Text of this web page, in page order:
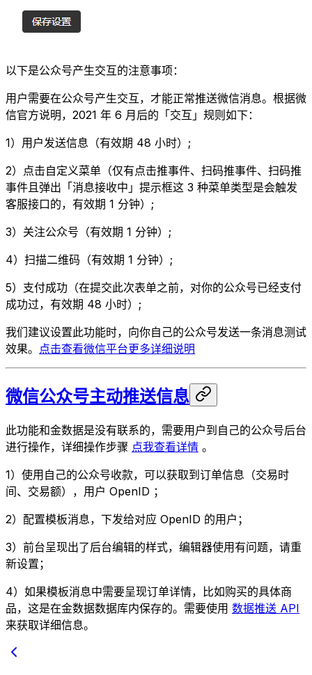
以下是公众号产生交互的注意事项：
用户需要在公众号产生交互，才能正常推送微信消息。根据微
信官方说明，2021 年 6 月后的「交互」规则如下：
1）用户发送信息（有效期 48 小时）;
2）点击自定义菜单（仅有点击推事件、扫码推事件、扫码推
事件且弹出「消息接收中」提示框这 3 种菜单类型是会触发
客服接口的，有效期 1 分钟）;
3）关注公众号（有效期 1 分钟）;
4）扫描二维码（有效期 1 分钟）;
5）支付成功（在提交此次表单之前，对你的公众号已经支付
成功过，有效期 48 小时）;
我们建议设置此功能时，向你自己的公众号发送一条消息测试
效果。 点击查看微信平台更多详细说明
微信公众号主动推送信息
此功能和金数据是没有联系的，需要用户到自己的公众号后台
进行操作，详细操作步骤 点我查看详情 。
1）使用自己的公众号收款，可以获取到订单信息（交易时
间、交易额），用户 OpenID ；
2）配置模板消息，下发给对应 OpenID 的用户；
3）前台呈现出了后台编辑的样式，编辑器使用有问题，请重
新设置；
4）如果模板消息中需要呈现订单详情，比如购买的具体商
品，这是在金数据数据库内保存的。需要使用 数据推送 API
来获取详细信息。